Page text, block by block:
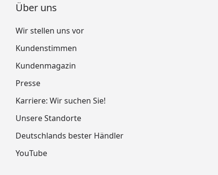
Über uns
Wir stellen uns vor
Kundenstimmen
Kundenmagazin
Presse
Karriere: Wir suchen Sie!
Unsere Standorte
Deutschlands bester Händler
YouTube